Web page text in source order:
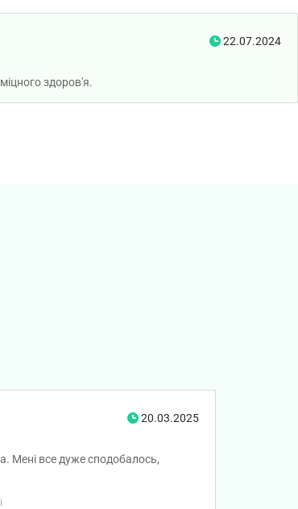
22.07.2024
здоров'я.
20.03.2025
Мені все дуже сподобалось,